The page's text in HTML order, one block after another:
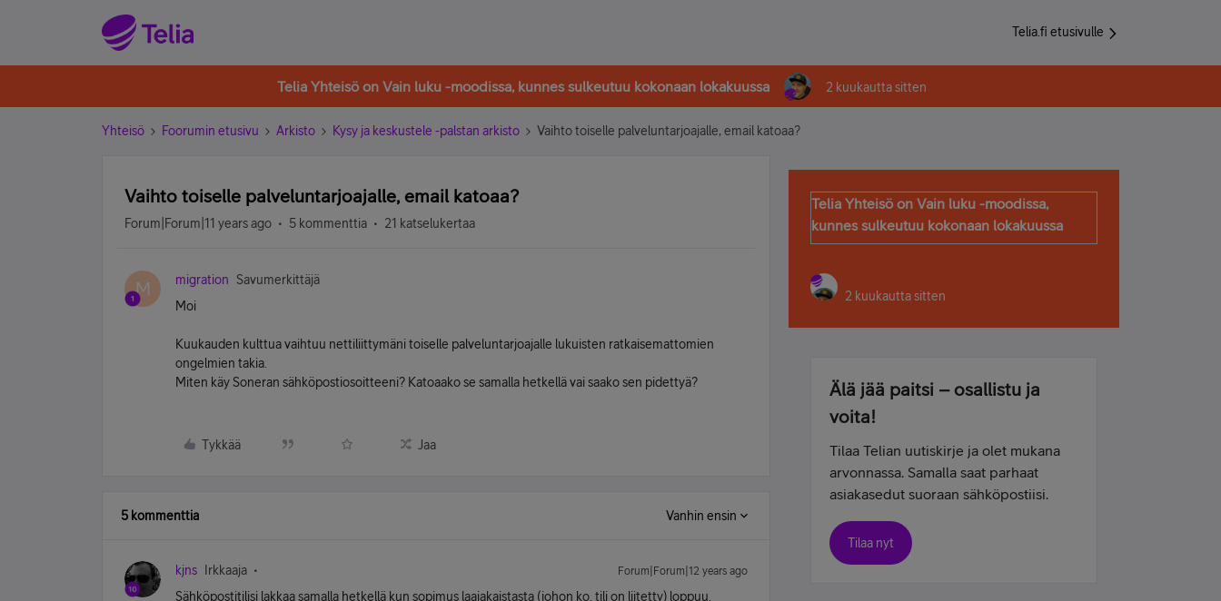
Telia.fi etusivulle
Telia Yhteisö on Vain luku -moodissa, kunnes sulkeutuu kokonaan lokakuussa 2 kuukautta sitten
Yhteisö Foorumin etusivu Arkisto Kysy ja keskustele -palstan arkisto Vaihto toiselle palveluntarjoajalle, email katoaa?
Vaihto toiselle palveluntarjoajalle, email katoaa?
Forum|Forum|11 years ago 5 kommenttia 21 katselukertaa
M migration
Savumerkittäjä
Moi
Kuukauden kulttua vaihtuu nettiliittymäni toiselle palveluntarjoajalle lukuisten ratkaisemattomien
ongelmien takia.
Miten käy Soneran sähköpostiosoitteeni? Katoaako se samalla hetkellä vai saako sen pidettyä?
Tykkää Jaa
5 kommenttia Vanhin ensin
kjns Irkkaaja Forum|Forum|12 years ago
Sähköpostitilisi lakkaa samalla hetkellä kun sopimus laajakaistasta (johon ko. tili on liitetty) loppuu.
Telia Yhteisö on Vain luku -moodissa,
kunnes sulkeutuu kokonaan lokakuussa
2 kuukautta sitten
Älä jää paitsi – osallistu ja
voita!
Tilaa Telian uutiskirje ja olet mukana
arvonnassa. Samalla saat parhaat
asiakasedut suoraan sähköpostiisi.
Tilaa nyt